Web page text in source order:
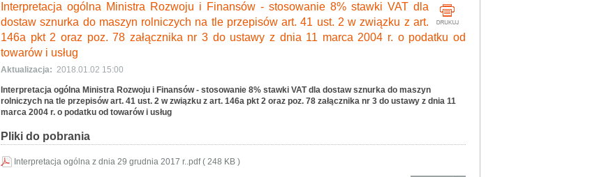
Interpretacja ogólna Ministra Rozwoju i Finansów - stosowanie 8% stawki VAT dla
dostaw sznurka do maszyn rolniczych na tle przepisów art. 41 ust. 2 w związku z art.
146a pkt 2 oraz poz. 78 załącznika nr 3 do ustawy z dnia 11 marca 2004 r. o podatku od
towarów i usług
Aktualizacja: 2018.01.02 15:00
Interpretacja ogólna Ministra Rozwoju i Finansów - stosowanie 8% stawki VAT dla dostaw sznurka do maszyn
rolniczych na tle przepisów art. 41 ust. 2 w związku z art. 146a pkt 2 oraz poz. 78 załącznika nr 3 do ustawy z dnia 11
marca 2004 r. o podatku od towarów i usług
Pliki do pobrania
Interpretacja ogólna z dnia 29 grudnia 2017 r..pdf ( 248 KB )